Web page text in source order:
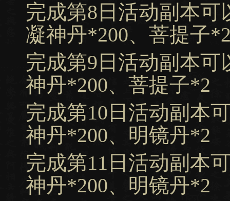
完成第8日活动副本
凝神丹*200、菩提子
完成第9日活动副本
神丹*200、菩提子*2
完成第10日活动副本
神丹*200、明镜丹*2
完成第11日活动副本
神丹*200、明镜丹*2